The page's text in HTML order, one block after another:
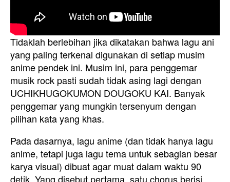
Tidaklah berlebihan jika dikatakan bahwa lagu ani
yang paling terkenal digunakan di setiap musim
anime pendek ini. Musim ini, para penggemar
musik rock pasti sudah tidak asing lagi dengan
UCHIKHUGOKUMON DOUGOKU KAI. Banyak
penggemar yang mungkin tersenyum dengan
pilihan kata yang khas.
Pada dasarnya, lagu anime (dan tidak hanya lagu
anime, tetapi juga lagu tema untuk sebagian besar
karya visual) dibuat agar muat dalam waktu 90
detik. Yang disebut pertama, satu chorus berisi